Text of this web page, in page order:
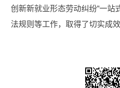
创新新就业形态劳动纠纷“一站
法规则等工作，取得了切实成效